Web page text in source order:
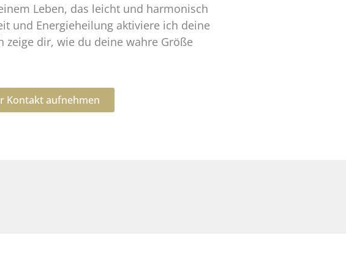
Leben, das leicht und harmonisch
und Energieheilung aktiviere ich deine
zeige dir, wie du deine wahre Größe
Kontakt aufnehmen